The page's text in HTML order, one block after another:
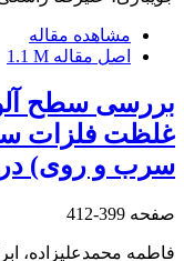
مشاهده مقاله
اصل مقاله 1.1 M
بررسی سطح
غلظت فلزات
سرب و روی) در
صفحه 399-412
فاطمه محمدعلیزاده،